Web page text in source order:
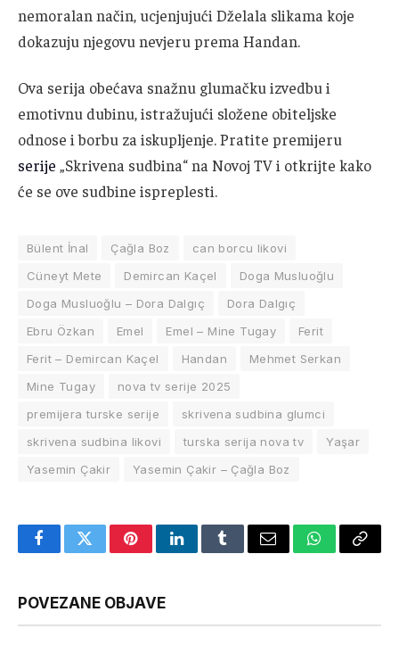
nemoralan način, ucjenjujući Dželala slikama koje
dokazuju njegovu nevjeru prema Handan.
Ova serija obećava snažnu glumačku izvedbu i
emotivnu dubinu, istražujući složene obiteljske
odnose i borbu za iskupljenje.Pratite premijeru
serije „Skrivena sudbina“ na Novoj TV i otkrijte kako
će se ove sudbine ispreplesti.
Bülent İnal Çağla Boz
can borcu likovi
Cüneyt Mete
Demircan Kaçel
Doga Musluoğlu
Doga Musluoğlu – Dora Dalgıç
Dora Dalgıç
Ebru Özkan
Emel Emel – Mine Tugay
Ferit
Ferit – Demircan Kaçel
Handan
Mehmet Serkan
Mine Tugay
nova tv serije 2025
premijera turske serije
skrivena sudbina glumci
skrivena sudbina likovi
turska serija nova tv
Yaşar
Yasemin Çakir
Yasemin Çakir – Çağla Boz
FacebookTwitterPinterestLinkedInTumblrEmail WhatsApp
Copy
POVEZANE OBJAVE